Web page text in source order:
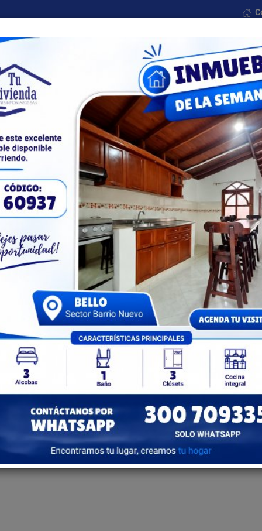
Nosotros Noticias Contáctenos
Todas las ciudades